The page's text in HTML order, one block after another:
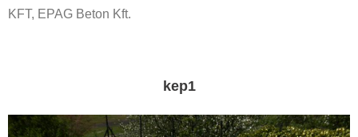
KFT, EPAG Beton Kft.
kep1